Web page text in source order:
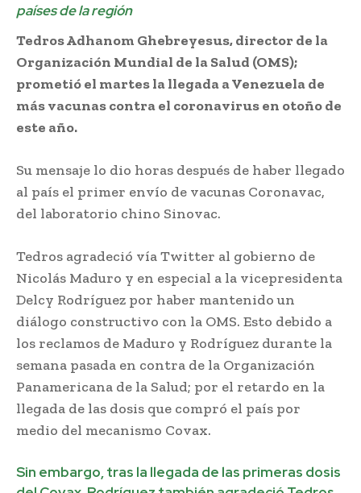
países de la región
Tedros Adhanom Ghebreyesus, director de la
Organización Mundial de la Salud (OMS);
prometió el martes la llegada a Venezuela de
más vacunas contra el coronavirus en otoño de
este año.
Su mensaje lo dio horas después de haber llegado
al país el primer envío de vacunas Coronavac,
del laboratorio chino Sinovac.
Tedros agradeció vía Twitter al gobierno de
Nicolás Maduro y en especial a la vicepresidenta
Delcy Rodríguez por haber mantenido un
diálogo constructivo con la OMS. Esto debido a
los reclamos de Maduro y Rodríguez durante la
semana pasada en contra de la Organización
Panamericana de la Salud; por el retardo en la
llegada de las dosis que compró el país por
medio del mecanismo Covax.
Sin embargo, tras la llegada de las primeras dosis